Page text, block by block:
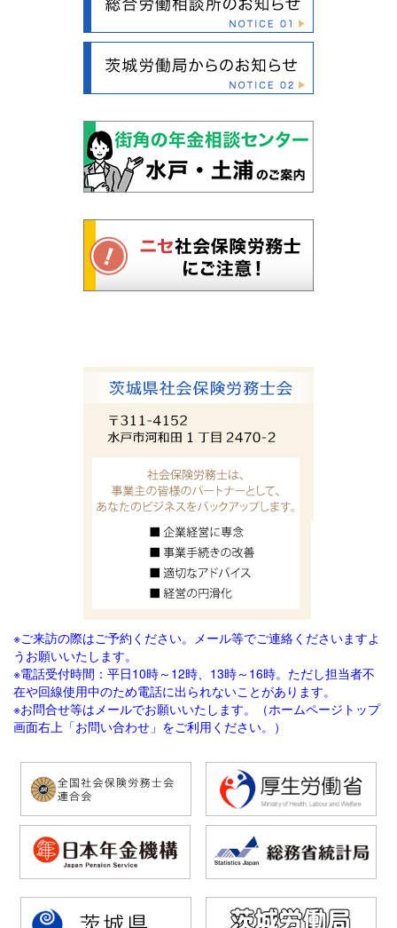
※ご来訪の際はご予約ください。メール等でご連絡くださいますよ
うお願いいたします。
※電話受付時間：平日10時～12時、13時～16時。ただし担当者不
在や回線使用中のため電話に出られないことがあります。
※お問合せ等はメールでお願いいたします。（ホームページトップ
画面右上「お問い合わせ」をご利用ください。）